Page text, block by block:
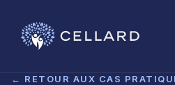
← RETOUR AUX CAS